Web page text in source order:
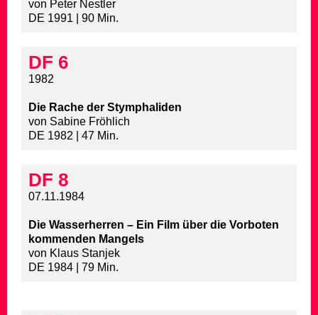
von Peter Nestler
DE 1991 | 90 Min.
DF 6
1982
Die Rache der Stymphaliden
von Sabine Fröhlich
DE 1982 | 47 Min.
DF 8
07.11.1984
Die Wasserherren – Ein Film über die Vorboten
kommenden Mangels
von Klaus Stanjek
DE 1984 | 79 Min.